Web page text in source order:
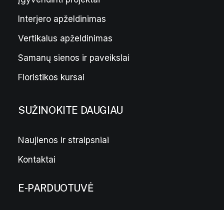
Pilkas vazonas „Bordo” M
Interjero apželdinimas
Vertikalus apželdinimas
Samanų sienos ir paveikslai
Floristikos kursai
SUŽINOKITE DAUGIAU
Naujienos ir straipsniai
Kontaktai
E-PARDUOTUVĖ